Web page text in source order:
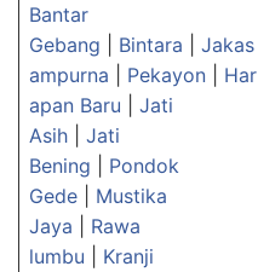
Bantar
Gebang
Bintara
Jakas
ampurna
Pekayon
Har
apan Baru
Jati
Asih
Jati
Bening
Pondok
Gede
Mustika
Jaya
Rawa
lumbu
Kranji